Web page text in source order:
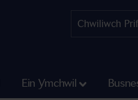
Ein Ymchwil